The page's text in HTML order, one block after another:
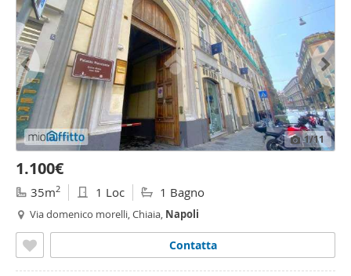
1/11
1.100€
35m2 1 Loc 1 Bagno
Via domenico morelli, Chiaia, Napoli
Contatta